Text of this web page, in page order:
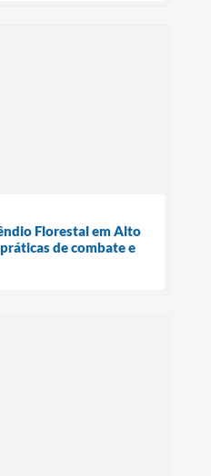
Florestal em Alto
de combate e